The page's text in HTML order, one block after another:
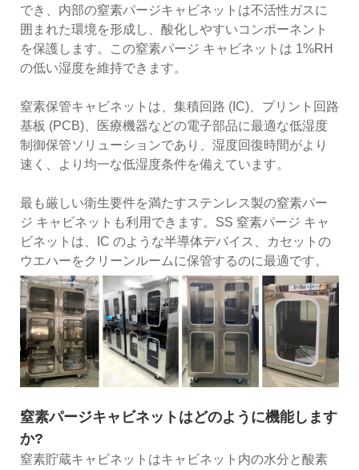
でき、内部の窒素パージキャビネットは不活性ガスに
囲まれた環境を形成し、酸化しやすいコンポーネント
を保護します。この窒素パージ キャビネットは 1%RH
の低い湿度を維持できます。
窒素保管キャビネットは、集積回路 (IC)、プリント回路
基板 (PCB)、医療機器などの電子部品に最適な低湿度
制御保管ソリューションであり、湿度回復時間がより
速く、より均一な低湿度条件を備えています。
最も厳しい衛生要件を満たすステンレス製の窒素パー
ジ キャビネットも利用できます。SS 窒素パージ キャ
ビネットは、IC のような半導体デバイス、カセットの
ウエハーをクリーンルームに保管するのに最適です。
窒素パージキャビネットはどのように機能します
か?
窒素貯蔵キャビネットはキャビネット内の水分と酸素